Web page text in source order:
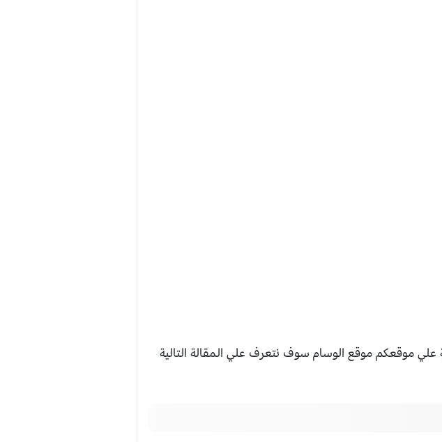
علي موقعكم موقع الوسام سوف نتعرف علي المقالة التالية